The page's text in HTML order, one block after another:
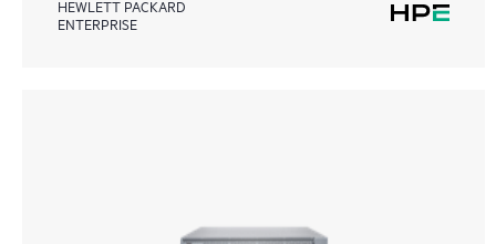
HEWLETT PACKARD
ENTERPRISE